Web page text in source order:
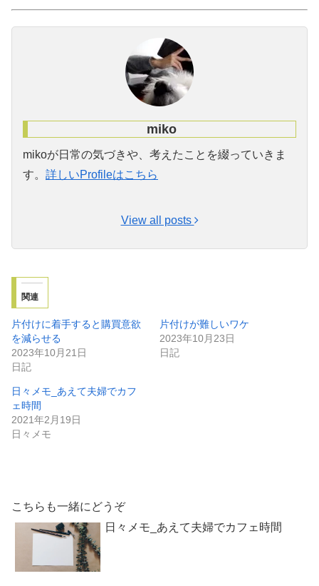
miko
mikoが日常の気づきや、考えたことを綴っていきま
す。 詳しいProfileはこちら
View all posts
関連
片付けに着手すると購買意欲
を減らせる
2023年10月21日
日記
片付けが難しいワケ
2023年10月23日
日記
日々メモ_あえて夫婦でカフ
ェ時間
2021年2月19日
日々メモ
こちらも一緒にどうぞ
日々メモ_あえて夫婦でカフェ時間